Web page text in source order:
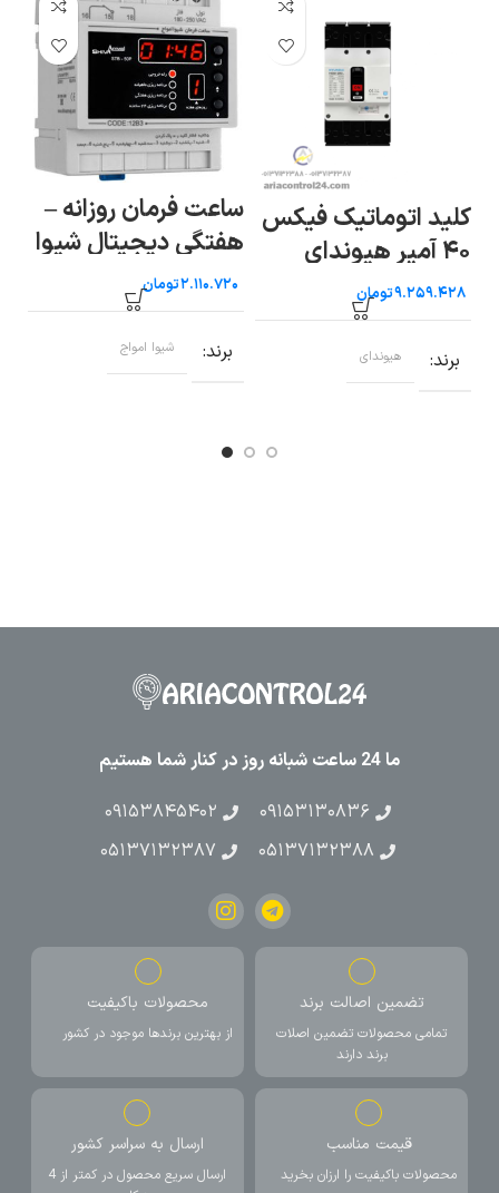
کلید اتوماتیک فیکس
۴۰ آمپر هیوندای
تومان
برند هیوندای
ساعت فرمان روزانه –
هفتگی دیجیتال شیوا
امواج WTB-30Pتومان
برند شیوا امواج
ما 24 ساعت شبانه روز در کنار شما هستیم
۰۹۱۵۳۱۳۰۸۳۶
۰۹۱۵۳۸۴۵۴۰۲
۰۵۱۳۷۱۳۲۳۸۸
۰۵۱۳۷۱۳۲۳۸۷
تضمین اصالت برند
تمامی محصولات تضمین اصلات
برند دارند
محصولات باکیفیت
از بهترین برندها موجود در کشور
قیمت مناسب
محصولات باکیفیت را ارزان بخرید
ارسال به سراسر کشور
ارسال سریع محصول در کمتر از 4